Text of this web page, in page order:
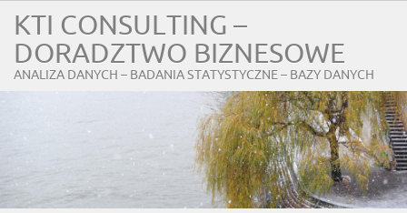
KTI CONSULTING –
DORADZTWO BIZNESOWE
ANALIZA DANYCH – BADANIA STATYSTYCZNE – BAZY DANYCH